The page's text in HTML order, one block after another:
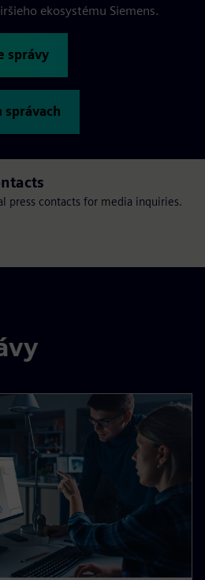
ekosystému Siemens.
správy
správach
press contacts for media inquiries.